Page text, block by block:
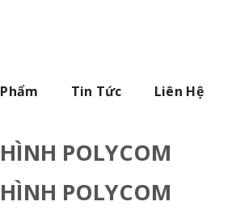
Tin Tức Liên Hệ
POLYCOM
POLYCOM